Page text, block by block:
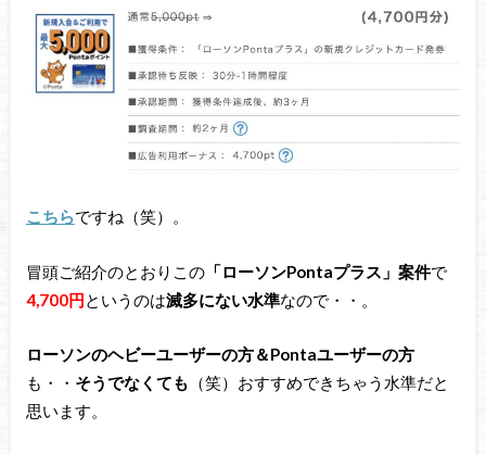
こちらですね（笑）。
冒頭ご紹介のとおりこの「ローソンPontaプラス」案件で
4,700円というのは滅多にない水準なので・・。
ローソンのヘビーユーザーの方＆Pontaユーザーの方
も・・ そうでなくても （笑）おすすめできちゃう水準だと
思います。